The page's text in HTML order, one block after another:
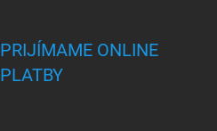
PRIJÍMAME ONLINE
PLATBY